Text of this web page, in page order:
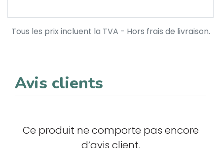
Tous les prix incluent la TVA - Hors frais de livraison.
Avis clients
Ce produit ne comporte pas encore
d’avis client.